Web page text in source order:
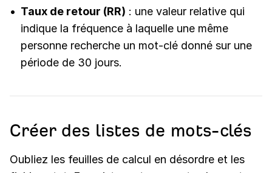
Taux de retour (RR) : une valeur relative qui
indique la fréquence à laquelle une même
personne recherche un mot-clé donné sur une
période de 30 jours.
Créer des listes de mots-clés
Oubliez les feuilles de calcul en désordre et les